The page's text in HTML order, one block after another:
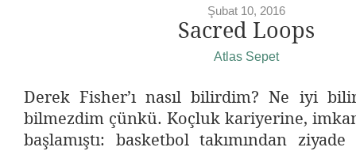
Şubat 10, 2016
Sacred Loops
Atlas Sepet
Derek Fisher’ı nasıl bilirdim? Ne iyi
bilmezdim çünkü. Koçluk kariyerine,
başlamıştı: basketbol takımından